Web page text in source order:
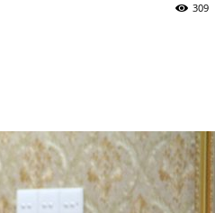
309